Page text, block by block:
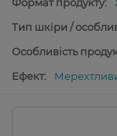
Формат продукту:
Тип шкіри /
Особливість
Ефект: